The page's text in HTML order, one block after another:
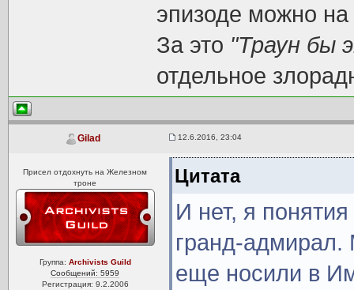
эпизоде можно
За это "Траун бы
отдельное
Gilad 12.6.2016, 23:04
Присел отдохнуть на Железном
троне
Группа: Archivists Guild
Сообщений: 5959
Регистрация: 9.2.2006
Цитата
И нет, я
гранд-
еще носили в